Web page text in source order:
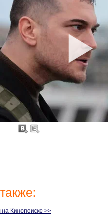
на Кинопоиске >>